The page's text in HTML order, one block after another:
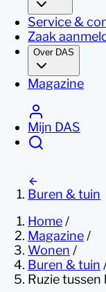
Service &
Zaak
Over DAS
Magazine
Mijn DAS
Buren & tuin
Home /
Magazine /
Wonen /
Buren & tuin
Ruzie